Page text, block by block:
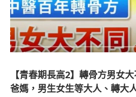
【青春期長高2】轉骨方男女
爸媽，男生女生等大人、轉大